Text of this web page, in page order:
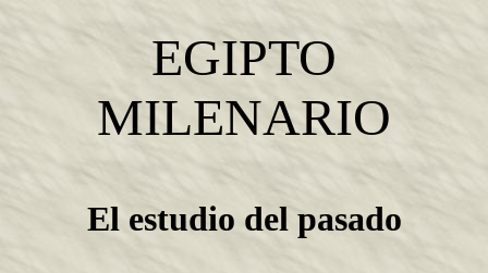
EGIPTO
MILENARIO
El estudio del pasado